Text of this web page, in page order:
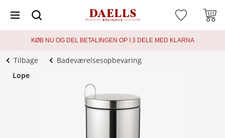
KØB NU OG DEL BETALINGEN OP I 3 DELE MED KLARNA
Tilbage
Badeværelsesopbevaring
Lope